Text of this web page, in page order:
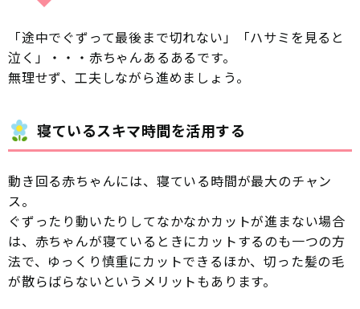
「途中でぐずって最後まで切れない」「ハサミを見ると
泣く」・・・赤ちゃんあるあるです。
無理せず、工夫しながら進めましょう。
寝ているスキマ時間を活用する
動き回る赤ちゃんには、寝ている時間が最大のチャン
ス。
ぐずったり動いたりしてなかなかカットが進まない場合
は、赤ちゃんが寝ているときにカットするのも一つの方
法で、ゆっくり慎重にカットできるほか、切った髪の毛
が散らばらないというメリットもあります。